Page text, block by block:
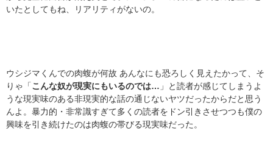
いたとしてもね、リアリティがないの。
ウシジマくんでの肉蝮が何故 あんなにも恐ろしく見えたかって、そ
りゃ「 こんな奴が現実にもいるのでは… 」と読者が感じてしまうよ
うな現実味のある非現実的な話の通じないヤツだったからだと思う
んよ。暴力的・非常識すぎて多くの読者をドン引きさせつつも僕の
興味を引き続けたのは肉蝮の帯びる現実味だった。